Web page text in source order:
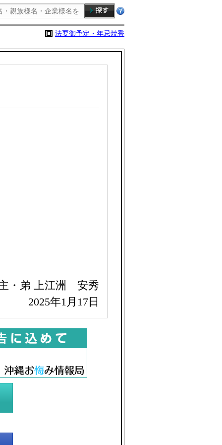
法要御予定・年忌焼香
・弟 上江洲 安秀
2025年1月17日